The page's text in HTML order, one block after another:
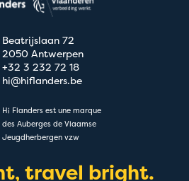
Beatrijslaan 72
2050 Antwerpen
+32 3 232 72 18
hi@hiflanders.be
Hi Flanders est une marque
des Auberges de Vlaamse
Jeugdherbergen vzw
travel bright.